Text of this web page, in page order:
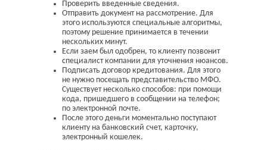
Проверить введенные сведения.
Отправить документ на рассмотрение. Для
этого используются специальные алгоритмы,
поэтому решение принимается в течении
нескольких минут.
Если заем был одобрен, то клиенту позвонит
специалист компании для уточнения нюансов.
Подписать договор кредитования. Для этого
не нужно посещать представительство МФО.
Существует несколько способов: при помощи
кода, пришедшего в сообщении на телефон;
по электронной почте.
После этого деньги моментально поступают
клиенту на банковский счет, карточку,
электронный кошелек.